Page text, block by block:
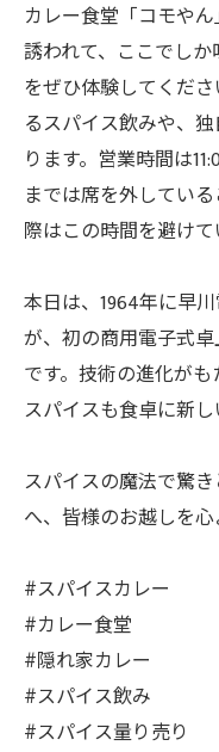
カレー食堂「コモや
誘われて、ここでし
をぜひ体験してくだ
るスパイス飲みや、
ります。営業時間は
までは席を外してい
際はこの時間を避けて
本日は、1964年に早
が、初の商用電子式
です。技術の進化が
スパイスも食卓に新し
スパイスの魔法で驚
へ、皆様のお越しを心
#スパイスカレー
#カレー食堂
#隠れ家カレー
#スパイス飲み
#スパイス量り売り